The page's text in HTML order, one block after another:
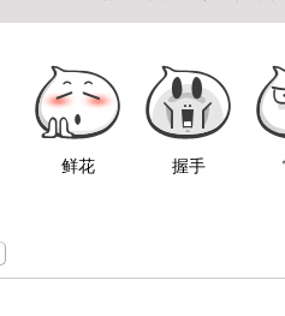
鲜花 握手